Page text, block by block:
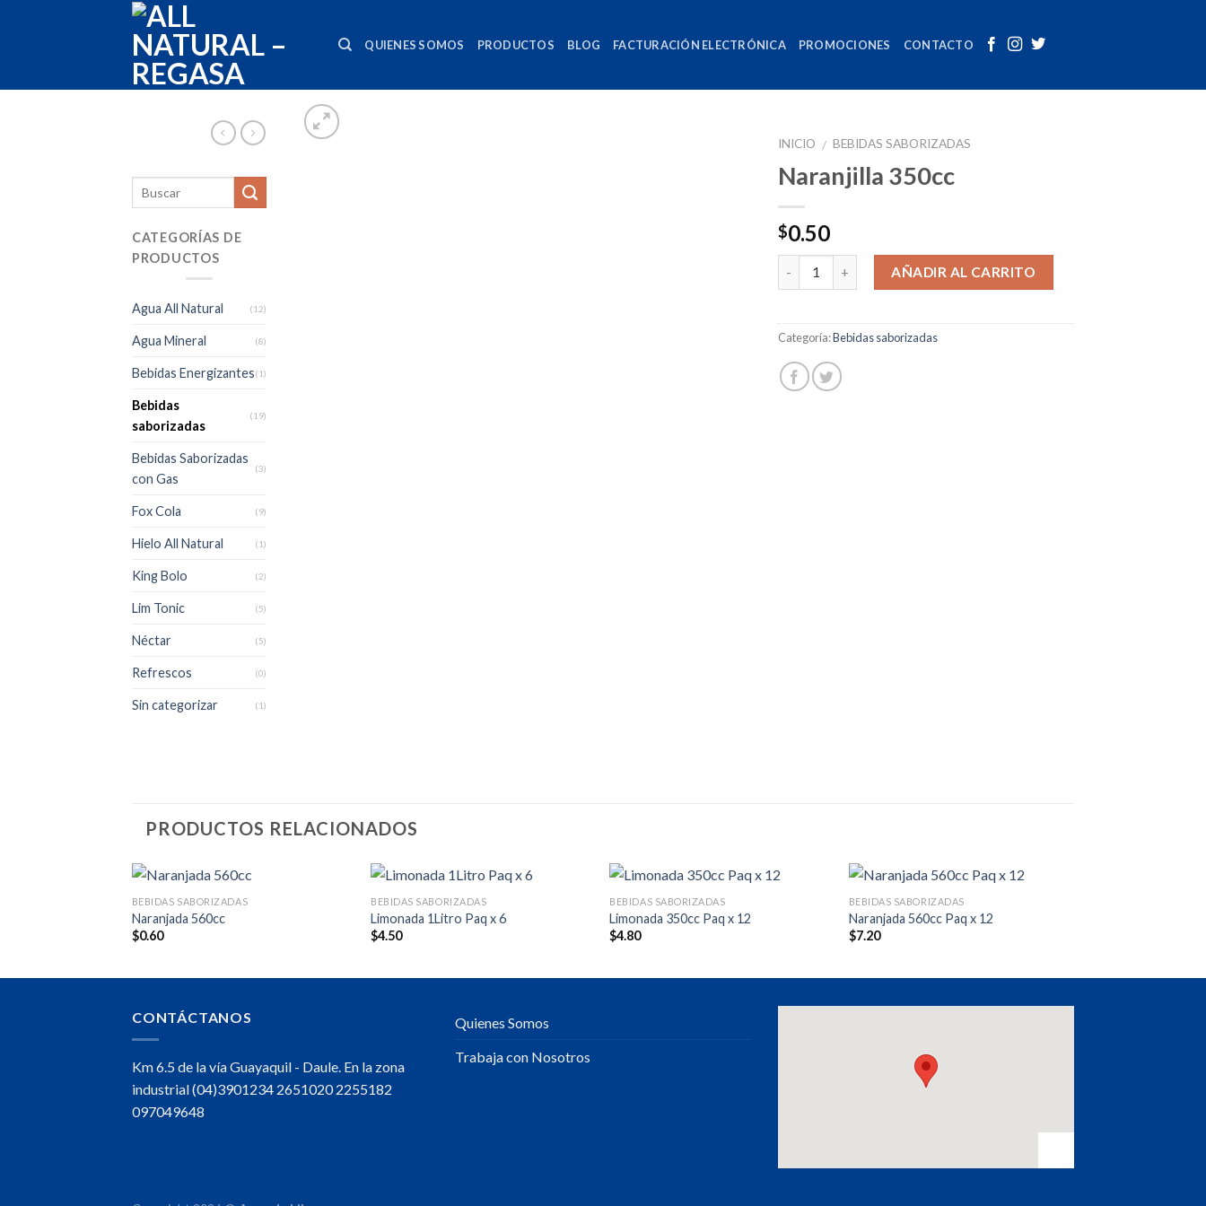
QUIENES SOMOS PRODUCTOS BLOG FACTURACIÓN ELECTRÓNICA PROMOCIONES CONTACTO
CATEGORÍAS DE
PRODUCTOS
Agua All Natural (12)
Agua Mineral (8)
Bebidas Energizantes(1)
Bebidas
saborizadas
(19)
Bebidas Saborizadas
con Gas
(3)
Fox Cola (9)
Hielo All Natural (1)
King Bolo (2)
Lim Tonic (5)
Néctar (5)
Refrescos (0)
Sin categorizar (1)
INICIO / BEBIDAS SABORIZADAS
Naranjilla 350cc
$0.50
Cantidad AÑADIR AL CARRITO
Categoría:Bebidas saborizadas
PRODUCTOS RELACIONADOS
BEBIDAS SABORIZADAS
Naranjada 560cc
$0.60
BEBIDAS SABORIZADAS
Limonada 1Litro Paq x 6
$4.50
BEBIDAS SABORIZADAS
Limonada 350cc Paq x 12
$4.80
BEBIDAS SABORIZADAS
Naranjada 560cc Paq x 12
$7.20
CONTÁCTANOS
Km 6.5 de la vía Guayaquil - Daule. En la zona
industrial (04)3901234 2651020 2255182
097049648
Quienes Somos
Trabaja con Nosotros